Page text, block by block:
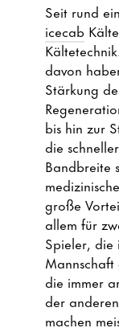
Seit rund
icecab
davon
Stärkung
bis hin zur
die
Bandbreite
große
allem für
Spieler, die
die immer
der
machen